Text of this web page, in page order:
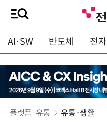
AI·SW 반도체 전자
플랫폼·유통 유통·생활